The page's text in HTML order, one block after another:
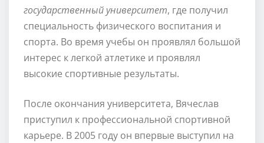
государственный университет, где получил
специальность физического воспитания и
спорта. Во время учебы он проявлял большой
интерес к легкой атлетике и проявлял
высокие спортивные результаты.
После окончания университета, Вячеслав
приступил к профессиональной спортивной
карьере. В 2005 году он впервые выступил на